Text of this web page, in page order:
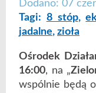
Dodano: 07
Tagi: 8 stóp,
jadalne, zioła
Ośrodek
16:00, na „
wspólnie będą